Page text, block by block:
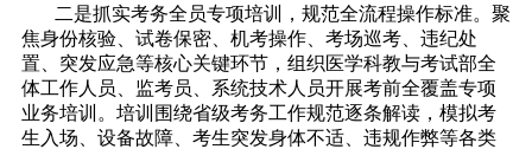
二是抓实考务全员专项培训，规范全流程操作标准。聚
焦身份核验、试卷保密、机考操作、考场巡考、违纪处
置、突发应急等核心关键环节，组织医学科教与考试部全
体工作人员、监考员、系统技术人员开展考前全覆盖专项
业务培训。培训围绕省级考务工作规范逐条解读，模拟考
生入场、设备故障、考生突发身体不适、违规作弊等各类